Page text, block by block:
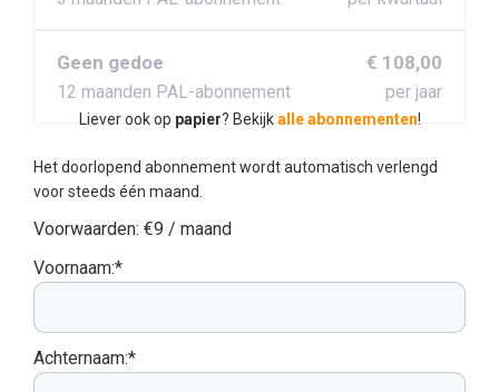
Geen gedoe
12 maanden PAL-abonnement
€ 108,00
per jaar
Liever ook op papier? Bekijkalle abonnementen!
Het doorlopend abonnement wordt automatisch verlengd
voor steeds één maand.
Voorwaarden: €9 / maand
Voornaam:*
Achternaam:*